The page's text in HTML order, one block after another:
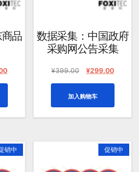
品
当
为：
¥299.00。
数据采集：中国政府
采购网公告采集
¥399.00
原
¥399.00。
¥299.00当
为：
加入购物车
销中 促销中